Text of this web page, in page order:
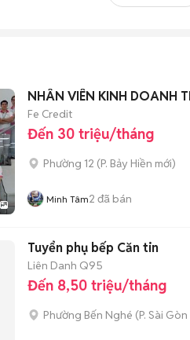
NHÂN VIÊN KINH DOANH
Fe Credit
Đến 30 triệu/tháng
Phường 12 (P. Bảy Hiền mới)
Minh Tâm2 đã bán
Tuyển phụ bếp Căn tin
Liên Danh Q95
Đến 8,50 triệu/tháng
Phường Bến Nghé (P. Sài Gòn